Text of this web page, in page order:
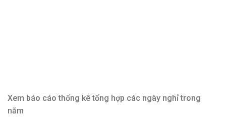
Xem báo cáo thống kê tổng hợp các ngày nghỉ trong
năm